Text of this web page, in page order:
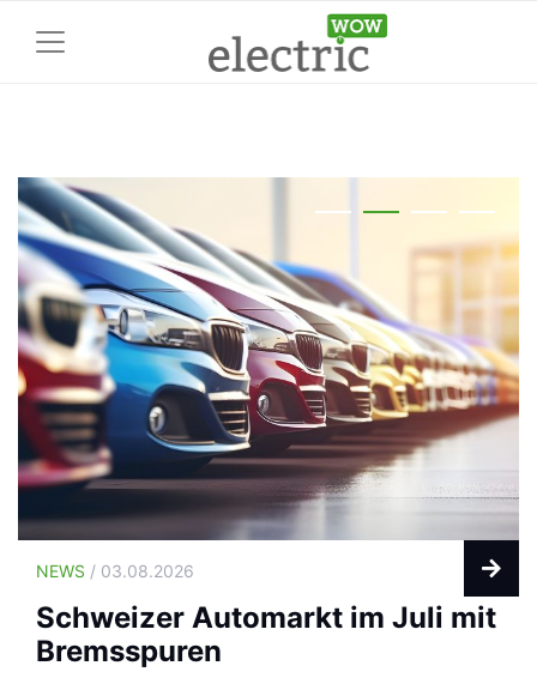
NEWS / 03.08.2026
Schweizer Automarkt im Juli mit
Bremsspuren